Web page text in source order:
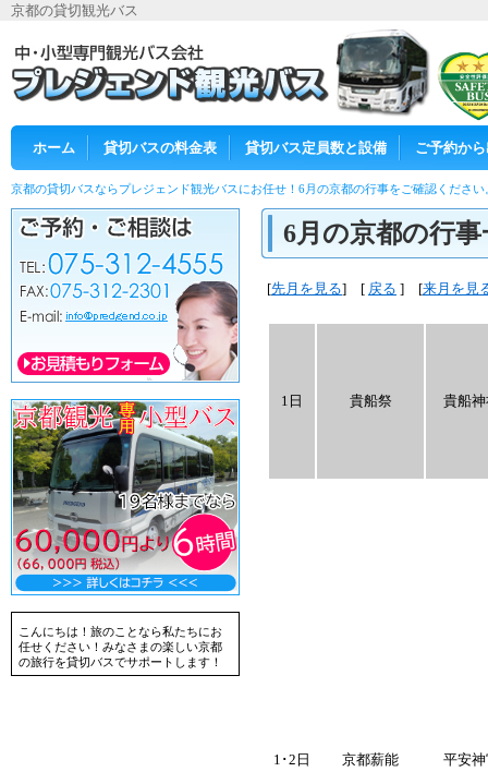
京都の貸切観光バス
ホーム 貸切バスの料金表 貸切バス定員数と設備 ご予約か
京都の貸切バスならプレジェンド観光バスにお任せ！6月の京都の行事をご確認ください
こんにちは！旅のことなら私たちにお
任せください！みなさまの楽しい京都
の旅行を貸切バスでサポートします！
6月の京都の行事
[先月を見る] [ 戻る ] [来月を見
1日 貴船祭 貴船
1･2日 京都薪能 平安